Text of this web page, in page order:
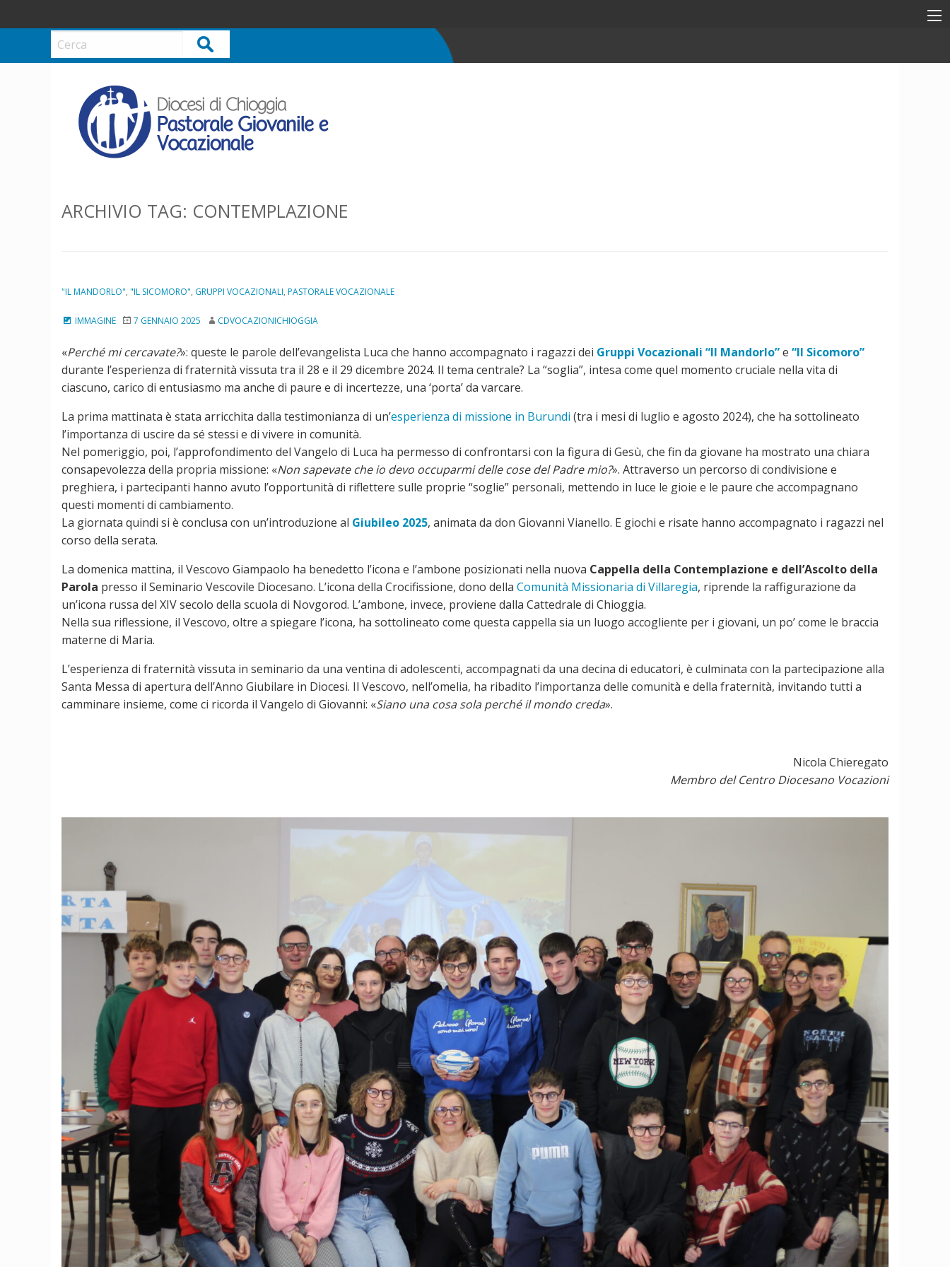
k
p
Cerca
ARCHIVIO TAG: CONTEMPLAZIONE
"IL MANDORLO", "IL SICOMORO", GRUPPI VOCAZIONALI, PASTORALE VOCAZIONALE
IMMAGINE 7 GENNAIO 2025 CDVOCAZIONICHIOGGIA
«Perché mi cercavate?»: queste le parole dell’evangelista Luca che hanno accompagnato i ragazzi dei Gruppi Vocazionali “Il Mandorlo”e “Il Sicomoro”
durante l’esperienza di fraternità vissuta tra il 28 e il 29 dicembre 2024. Il tema centrale? La “soglia”, intesa come quel momento cruciale nella vita di
ciascuno, carico di entusiasmo ma anche di paure e di incertezze, una ‘porta’ da varcare.
La prima mattinata è stata arricchita dalla testimonianza di un’esperienza di missione in Burundi (tra i mesi di luglio e agosto 2024), che ha sottolineato
l’importanza di uscire da sé stessi e di vivere in comunità.
Nel pomeriggio, poi, l’approfondimento del Vangelo di Luca ha permesso di confrontarsi con la figura di Gesù, che fin da giovane ha mostrato una chiara
consapevolezza della propria missione: «Non sapevate che io devo occuparmi delle cose del Padre mio?». Attraverso un percorso di condivisione e
preghiera, i partecipanti hanno avuto l’opportunità di riflettere sulle proprie “soglie” personali, mettendo in luce le gioie e le paure che accompagnano
questi momenti di cambiamento.
La giornata quindi si è conclusa con un’introduzione al Giubileo 2025, animata da don Giovanni Vianello. E giochi e risate hanno accompagnato i ragazzi nel
corso della serata.
La domenica mattina, il Vescovo Giampaolo ha benedetto l’icona e l’ambone posizionati nella nuova Cappella della Contemplazione e dell’Ascolto della
Parola presso il Seminario Vescovile Diocesano. L’icona della Crocifissione, dono della Comunità Missionaria di Villaregia, riprende la raffigurazione da
un’icona russa del XIV secolo della scuola di Novgorod. L’ambone, invece, proviene dalla Cattedrale di Chioggia.
Nella sua riflessione, il Vescovo, oltre a spiegare l’icona, ha sottolineato come questa cappella sia un luogo accogliente per i giovani, un po’ come le braccia
materne di Maria.
L’esperienza di fraternità vissuta in seminario da una ventina di adolescenti, accompagnati da una decina di educatori, è culminata con la partecipazione alla
Santa Messa di apertura dell’Anno Giubilare in Diocesi. Il Vescovo, nell’omelia, ha ribadito l’importanza delle comunità e della fraternità, invitando tutti a
camminare insieme, come ci ricorda il Vangelo di Giovanni: «Siano una cosa sola perché il mondo creda».
Nicola Chieregato
Membro del Centro Diocesano Vocazioni